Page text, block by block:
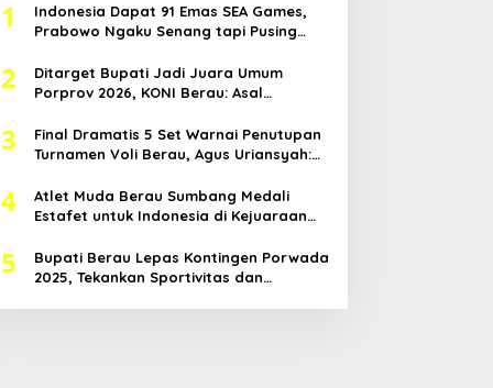
1
Indonesia Dapat 91 Emas SEA Games,
Prabowo Ngaku Senang tapi Pusing
2
Ditarget Bupati Jadi Juara Umum
Porprov 2026, KONI Berau: Asal
3
Final Dramatis 5 Set Warnai Penutupan
Turnamen Voli Berau, Agus Uriansyah:
4
Atlet Muda Berau Sumbang Medali
Estafet untuk Indonesia di Kejuaraan
5
Bupati Berau Lepas Kontingen Porwada
2025, Tekankan Sportivitas dan